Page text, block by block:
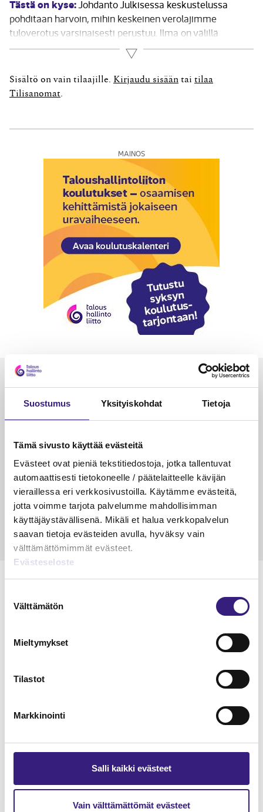
Suostumus Yksityiskohdat Tietoja
Tämä sivusto käyttää evästeitä
Evästeet ovat pieniä tekstitiedostoja, jotka tallentuvat
automaattisesti tietokoneelle / päätelaitteelle kävijän
vieraillessa eri verkkosivustoilla. Käytämme evästeitä,
jotta voimme tarjota palvelumme mahdollisimman
käyttäjäystävällisenä. Mikäli et halua verkkopalvelun
saavan tietoja evästeiden avulla, hyväksy vain
välttämättömimmät evästeet.
Evästeseloste
valinta
Välttämätön
Mieltymykset
Tilastot
Markkinointi
Salli kaikki evästeet
Vain välttämättömät evästeet
Tästä on kyse:Johdanto Julkisessa keskustelussa
pohditaan harvoin, mihin keskeinen verolajimme
tuloverotus varsinaisesti perustuu. Ilma on välillä
sakeana erilaisista veropoliittisista ehdotuksista,
kommenteista, vastakommenteista ja muusta
keskustelusta. Syntyy väistämättä kysymys, kuinka
näitä erilaisia esityksiä voitaisiin asiallisesti arvioida
Lue lisää
Sisältö on vain tilaajille. Kirjaudu sisään tai tilaa
Tilisanomat
MAINOS
Luetuimmat
VEROTUS
Kulu­veloitukset arvon­lisä­
verotuksessa – omien kulujen
veloitus, kulujen edelleen­
veloitus ja läpi­laskutus
Petri Salomaa
Tarja
Tilaa Tilisanomien
lukuoikeus